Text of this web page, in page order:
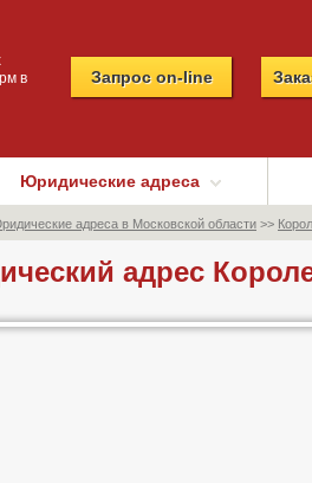
в
Запрос on-line
Юридические адреса
адреса в Московской области >>
адрес